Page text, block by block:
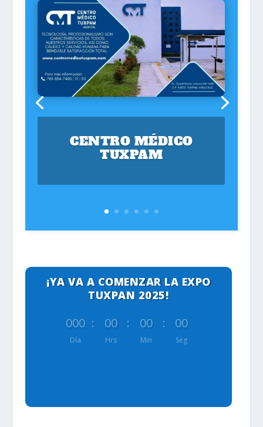
CENTRO MÉDICO
TUXPAM
¡YA VA A COMENZAR LA EXPO
TUXPAN 2025!
000
Día
: 00
Hrs
: 00
Min
: 00
Seg